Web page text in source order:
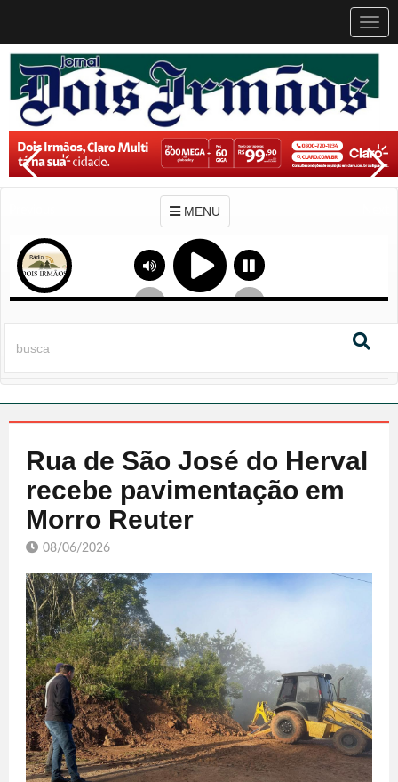
MENU
Rua de São José do Herval
recebe pavimentação em
Morro Reuter
08/06/2026